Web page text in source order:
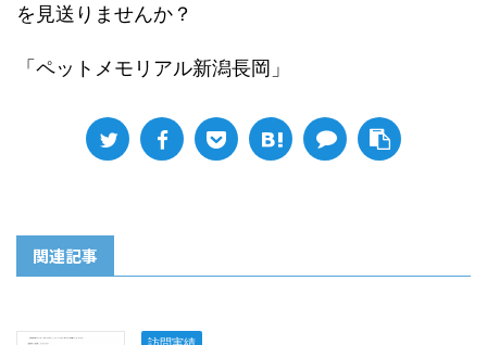
を見送りませんか？
「ペットメモリアル新潟長岡」
関連記事